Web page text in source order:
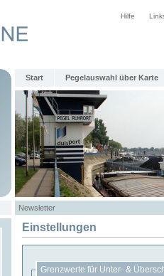
Hilfe
Start Pegelauswahl über Karte
Newsletter
Einstellungen
Grenzwerte für Unter- &